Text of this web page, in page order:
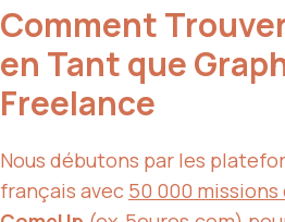
Comment
en Tant que
Freelance
Nous débutons par les
français avec 50 000 missions